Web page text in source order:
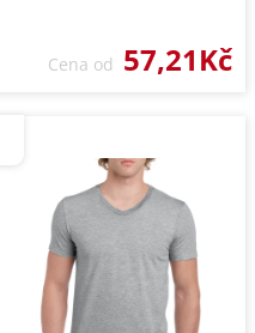
Cena od 57,21Kč